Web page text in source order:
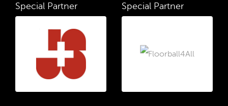
Special Partner Special Partner